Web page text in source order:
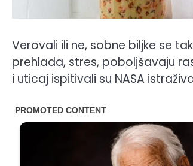
Verovali ili ne, sobne biljke se
prehlada, stres, poboljšavaju
i uticaj ispitivali su NASA